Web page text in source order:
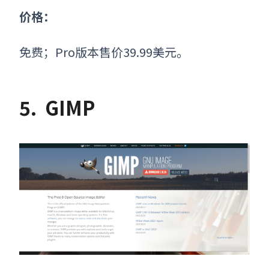
价格：
免费；Pro版本售价39.99美元。
5. GIMP